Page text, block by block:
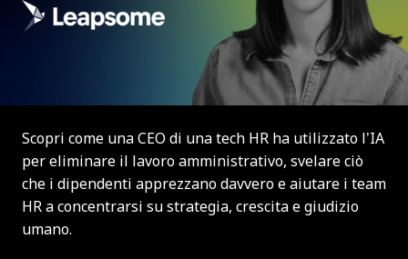
Scopri come una CEO di una tech HR ha utilizzato l’IA
per eliminare il lavoro amministrativo, svelare ciò
che i dipendenti apprezzano davvero e aiutare i team
HR a concentrarsi su strategia, crescita e giudizio
umano.